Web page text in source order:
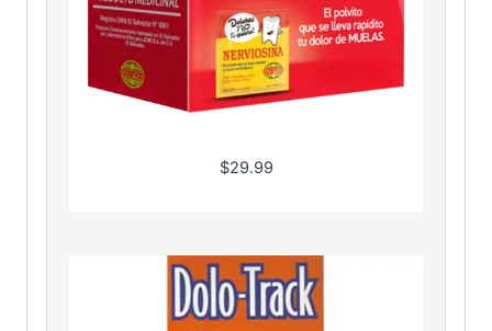
$29.99